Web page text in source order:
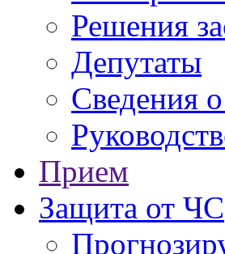
Решения
Депутаты
Сведения
Прием
Защита от ЧС